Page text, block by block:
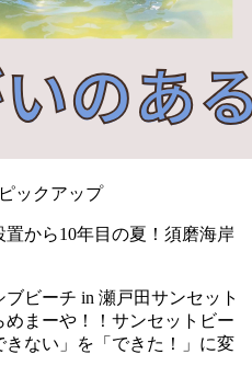
ピックアップ
から10年目の夏！須磨海岸